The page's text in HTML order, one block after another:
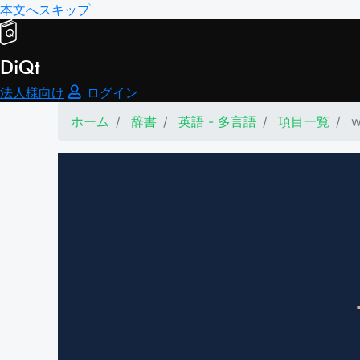
本文へスキップ
DiQt
法人様向け
ログイン
ホーム
辞書 英語 - 多言語 項目一覧